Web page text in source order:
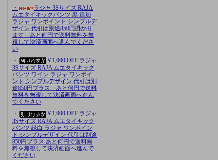
・
ラジャ 3Sサイズ RAJA
ムエタイキックパンツ 黒 追加
ラジャ ワンポイント シンプルデ
ザイン 代引は別途850円掛かり
ます あと何円で送料無料を無
視して決済画面へ進んでくださ
い
・
￥1,000 OFF ラジャ
3Sサイズ RAJA ムエタイキック
パンツ ワイン ラジャ ワンポイ
ント シンプルデザイン 代引は別
途850円プラス あと何円で送料
無料を無視して決済画面へ進ん
でください
・
￥1,000 OFF ラジャ
3Sサイズ RAJA ムエタイキック
パンツ 緑白 ラジャ ワンポイン
ト シンプルデザイン 代引は別途
850円プラス あと何円で送料無
料を無視して決済画面へ進んで
ください